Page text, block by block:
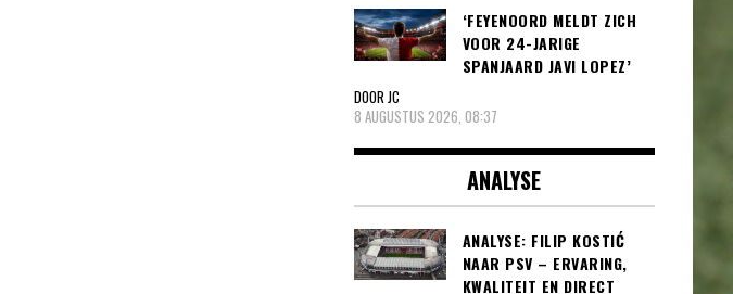
‘FEYENOORD MELDT ZICH
VOOR 24-JARIGE
SPANJAARD JAVI LOPEZ’
DOOR JC
8 AUGUSTUS 2026, 08:37
ANALYSE
ANALYSE: FILIP KOSTIĆ
NAAR PSV – ERVARING,
KWALITEIT EN DIRECT